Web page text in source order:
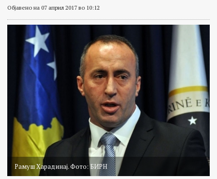
Објавено на 07 април 2017 во 10:12
Рамуш Харадинај. Фото: БИРН